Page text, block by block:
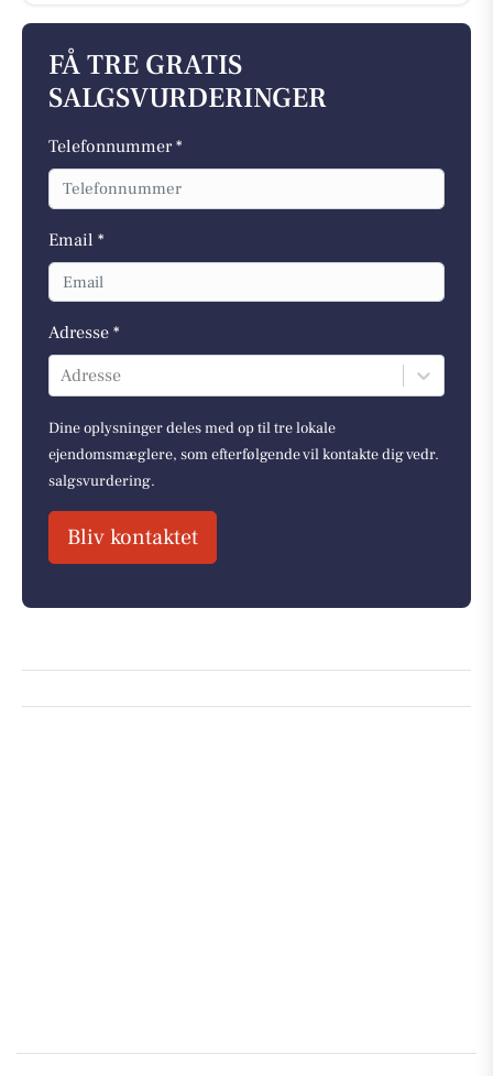
FÅ TRE GRATIS
SALGSVURDERINGER
Telefonnummer *
Email *
Adresse *
Adresse
Dine oplysninger deles med op til tre lokale
ejendomsmæglere, som efterfølgende vil kontakte dig vedr.
salgsvurdering.
Bliv kontaktet